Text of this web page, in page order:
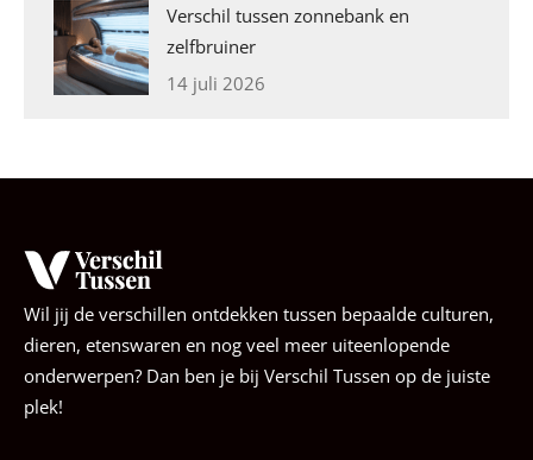
Verschil tussen zonnebank en
zelfbruiner
14 juli 2026
Wil jij de verschillen ontdekken tussen bepaalde culturen,
dieren, etenswaren en nog veel meer uiteenlopende
onderwerpen? Dan ben je bij Verschil Tussen op de juiste
plek!